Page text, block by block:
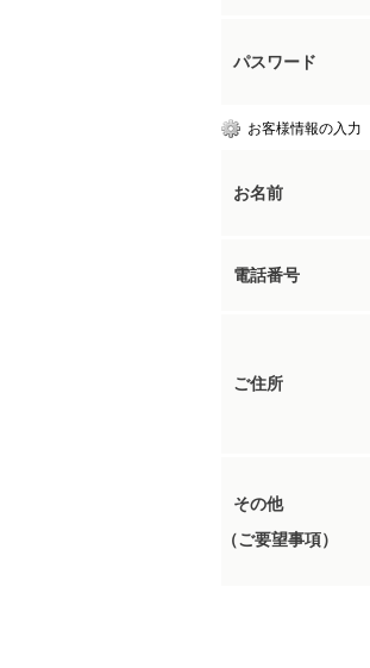
パスワード
お客様情報の入力
お名前
電話番号
ご住所
その他
（ご要望事項）